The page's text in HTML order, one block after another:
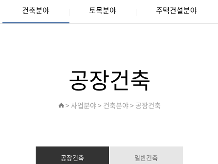
건축분야 토목분야 주택건설분야
공장건축
> 사업분야> 건축분야> 공장건축
공장건축 일반건축